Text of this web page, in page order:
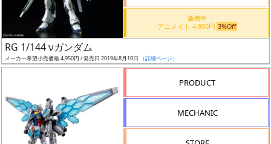
対象
ギ
ャ
ラ
ー
あ
販売中
アニメイト 4,800円 3%Off
RG 1/144 νガンダム
メーカー希望小売価格 4,950円 / 発売日 2019年8月10日 （詳細ページ）
PRODUCT
MECHANIC